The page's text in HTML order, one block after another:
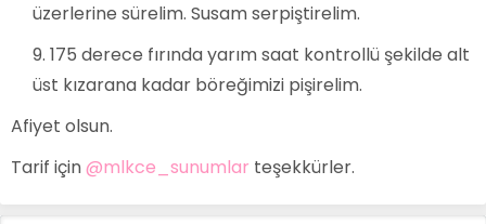
üzerlerine sürelim. Susam serpiştirelim.
175 derece fırında yarım saat kontrollü şekilde alt
üst kızarana kadar böreğimizi pişirelim.
Afiyet olsun.
Tarif için@mlkce_sunumlar teşekkürler.